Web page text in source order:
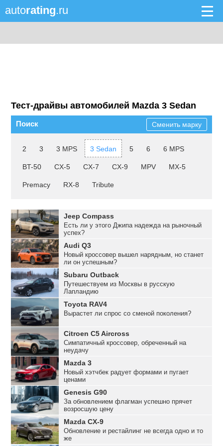
autorating.ru
Тест-драйвы автомобилей Mazda 3 Sedan
Поиск Сменить марку
2 3 3 MPS 3 Sedan 5 6 6 MPS
BT-50 CX-5 CX-7 CX-9 MPV MX-5
Premacy RX-8 Tribute
Jeep Compass
Есть ли у этого Джипа надежда на рыночный
успех?
Audi Q3
Новый кроссовер вышел нарядным, но станет
ли он успешным?
Subaru Outback
Путешествуем из Москвы в русскую
Лапландию
Toyota RAV4
Вырастет ли спрос со сменой поколения?
Citroen C5 Aircross
Симпатичный кроссовер, обреченный на
неудачу
Mazda 3
Новый хэтчбек радует формами и пугает
ценами
Genesis G90
За обновлением флагман успешно прячет
возросшую цену
Mazda CX-9
Обновление и рестайлинг не всегда одно и то
же